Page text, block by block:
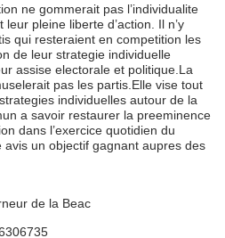
ne gommerait pas l’individualite
pleine liberte d’action. Il n’y
qui resteraient en competition les
de leur strategie individuelle
assise electorale et politique.La
pas les partis.Elle vise tout
individuelles autour de la
a savoir restaurer la preeminence
dans l’exercice quotidien du
avis un objectif gagnant aupres des
de la Beac